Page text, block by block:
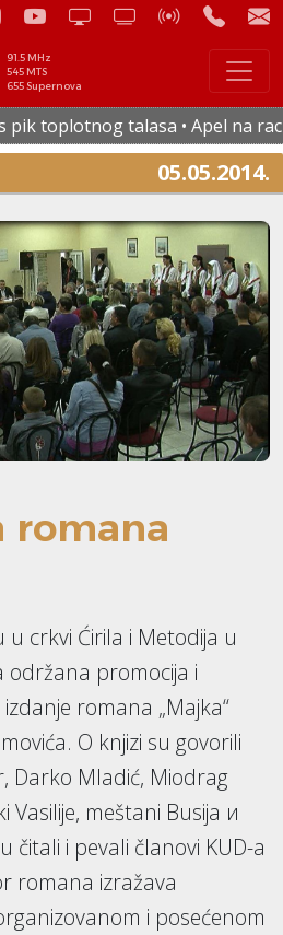
91.5 MHz
545 MTS
655 Supernova
toplotnog talasa • Apel na
05.05.2014.
romana
crkvi Ćirila i Metodija u
održana promocija i
romana „Majka“
O knjizi su govorili
Darko Mladić, Miodrag
Vasilije, meštani Busija и
čitali i pevali članovi KUD-a
romana izražava
i posećenom